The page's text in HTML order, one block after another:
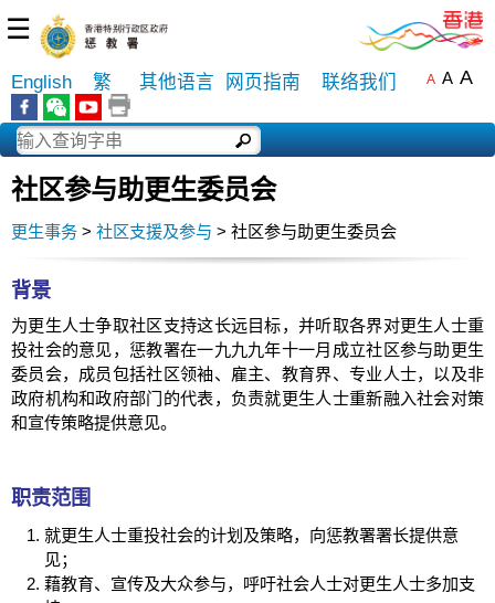
☰
English 繁 其他语言 网页指南 联络我们 A A A
社区参与助更生委员会
更生事务 > 社区支援及参与 > 社区参与助更生委员会
背景
为更生人士争取社区支持这长远目标，并听取各界对更生人士重
投社会的意见，惩教署在一九九九年十一月成立社区参与助更生
委员会，成员包括社区领袖、雇主、教育界、专业人士，以及非
政府机构和政府部门的代表，负责就更生人士重新融入社会对策
和宣传策略提供意见。
职责范围
就更生人士重投社会的计划及策略，向惩教署署长提供意
见；
藉教育、宣传及大众参与，呼吁社会人士对更生人士多加支